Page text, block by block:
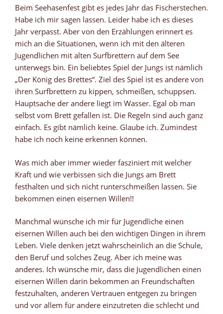
Beim Seehasenfest gibt es jedes Jahr das Fischerstechen.
Habe ich mir sagen lassen. Leider habe ich es dieses
Jahr verpasst. Aber von den Erzählungen erinnert es
mich an die Situationen, wenn ich mit den älteren
Jugendlichen mit alten Surfbrettern auf dem See
unterwegs bin. Ein beliebtes Spiel der Jungs ist nämlich
„Der König des Brettes“. Ziel des Spiel ist es andere von
ihren Surfbrettern zu kippen, schmeißen, schuppsen.
Hauptsache der andere liegt im Wasser. Egal ob man
selbst vom Brett gefallen ist. Die Regeln sind auch ganz
einfach. Es gibt nämlich keine. Glaube ich. Zumindest
habe ich noch keine erkennen können.
Was mich aber immer wieder fasziniert mit welcher
Kraft und wie verbissen sich die Jungs am Brett
festhalten und sich nicht runterschmeißen lassen. Sie
bekommen einen eisernen Willen!!
Manchmal wünsche ich mir für Jugendliche einen
eisernen Willen auch bei den wichtigen Dingen in ihrem
Leben. Viele denken jetzt wahrscheinlich an die Schule,
den Beruf und solches Zeug. Aber ich meine was
anderes. Ich wünsche mir, dass die Jugendlichen einen
eisernen Willen darin bekommen an Freundschaften
festzuhalten, anderen Vertrauen entgegen zu bringen
und vor allem für andere einzutreten die schlecht und